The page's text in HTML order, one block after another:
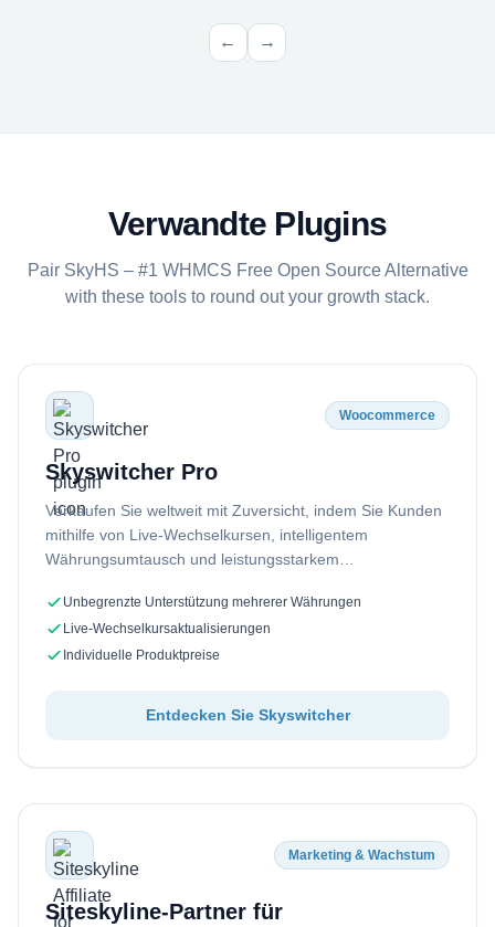
← →
Verwandte Plugins
Pair SkyHS – #1 WHMCS Free Open Source Alternative
with these tools to round out your growth stack.
Woocommerce
Skyswitcher Pro
Verkaufen Sie weltweit mit Zuversicht, indem Sie Kunden
mithilfe von Live-Wechselkursen, intelligentem
Währungsumtausch und leistungsstarkem
Währung ermöglichen …
Unbegrenzte Unterstützung mehrerer Währungen
Live-Wechselkursaktualisierungen
Individuelle Produktpreise
Entdecken Sie Skyswitcher
Marketing & Wachstum
Siteskyline-Partner für